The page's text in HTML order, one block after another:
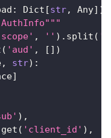
: Dict [str, Any] )
AuthInfo"""
, '' ) . split ( '
( 'aud' , [ ] )
, str) :
]
) ,
get ( 'client_id' ) ,